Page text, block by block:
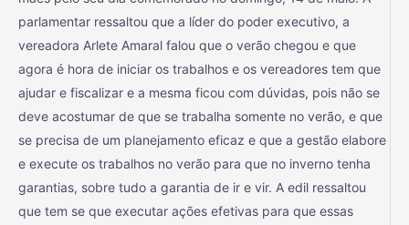
parlamentar ressaltou que a líder do poder executivo, a
vereadora Arlete Amaral falou que o verão chegou e que
agora é hora de iniciar os trabalhos e os vereadores tem que
ajudar e fiscalizar e a mesma ficou com dúvidas, pois não se
deve acostumar de que se trabalha somente no verão, e que
se precisa de um planejamento eficaz e que a gestão elabore
e execute os trabalhos no verão para que no inverno tenha
garantias, sobre tudo a garantia de ir e vir. A edil ressaltou
que tem se que executar ações efetivas para que essas